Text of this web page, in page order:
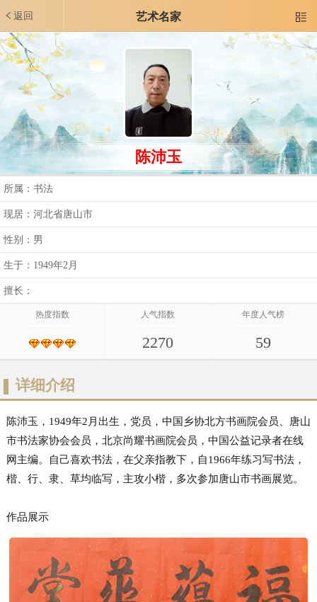
返回 艺术名家 
陈沛玉
所属：书法
现居：河北省唐山市
性别：男
生于：1949年2月
擅长：
热度指数 人气指数
2270
年度人气榜
59
详细介绍
陈沛玉，1949年2月出生，党员，中国乡协北方书画院会员、唐山
市书法家协会会员，北京尚耀书画院会员，中国公益记录者在线
网主编。自己喜欢书法，在父亲指教下，自1966年练习写书法，
楷、行、隶、草均临写，主攻小楷，多次参加唐山市书画展览。
作品展示